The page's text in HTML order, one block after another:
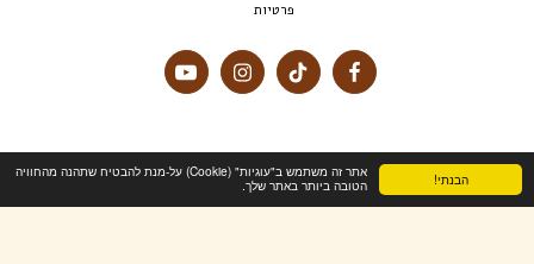
הבנתי!
אתר זה משתמש ב"עוגיות" (Cookie) על-מנת להבטיח שתהנה מהחוויה
הטובה ביותר באתר שלך.
פרטיות